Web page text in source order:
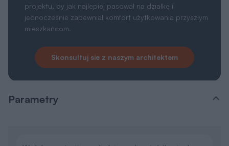
projektu, by jak najlepiej pasował na działkę i
jednocześnie zapewniał komfort użytkowania przyszłym
mieszkańcom.
Skonsultuj sie z naszym architektem
Parametry